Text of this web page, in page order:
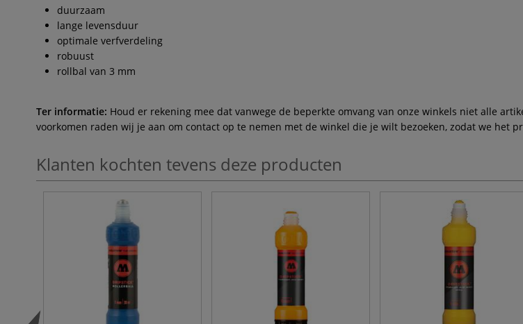
duurzaam
lange levensduur
optimale verfverdeling
robuust
rollbal van 3 mm
Ter informatie: Houd er rekening mee dat vanwege de beperkte omvang van onze winkels niet alle
voorkomen raden wij je aan om contact op te nemen met de winkel die je wilt bezoeken, zodat we het
Klanten kochten tevens deze producten